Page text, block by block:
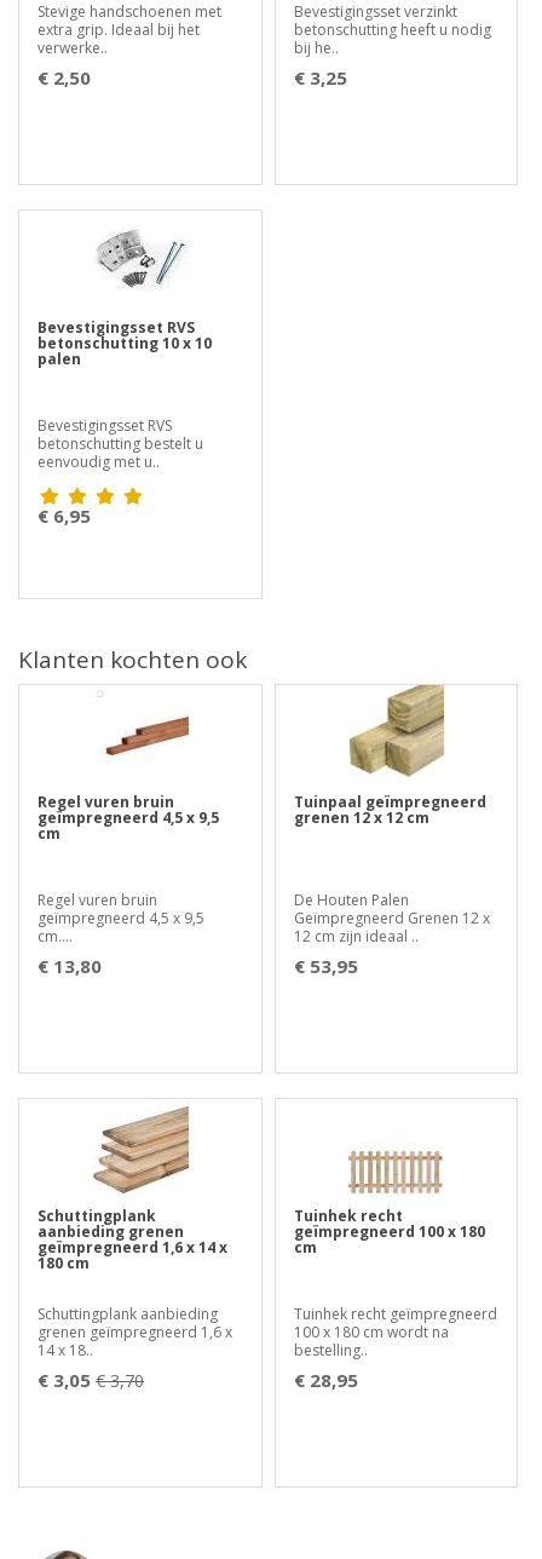
Stevige handschoenen met
extra grip. Ideaal bij het
verwerke..
€ 2,50
Bevestigingsset verzinkt
betonschutting heeft u nodig
bij he..
€ 3,25
Bevestigingsset RVS
betonschutting 10 x 10
palen
Bevestigingsset RVS
betonschutting bestelt u
eenvoudig met u..
€ 6,95
Klanten kochten ook
Regel vuren bruin
geïmpregneerd 4,5 x 9,5
cm
Regel vuren bruin
geïmpregneerd 4,5 x 9,5
cm....
€ 13,80
Tuinpaal geïmpregneerd
grenen 12 x 12 cm
De Houten Palen
Geïmpregneerd Grenen 12 x
12 cm zijn ideaal ..
€ 53,95
Schuttingplank
aanbieding grenen
geïmpregneerd 1,6 x 14 x
180 cm
Schuttingplank aanbieding
grenen geïmpregneerd 1,6 x
14 x 18..
€ 3,05 € 3,70
Tuinhek recht
geïmpregneerd 100 x 180
cm
Tuinhek recht geïmpregneerd
100 x 180 cm wordt na
bestelling..
€ 28,95